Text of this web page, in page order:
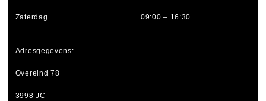
Zaterdag 09:00 – 16:30
Adresgegevens:
Overeind 78
3998 JC